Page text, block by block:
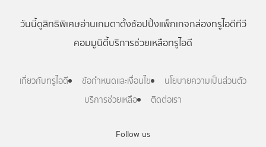
Follow us
วันนี้ดูสิทธิพิเศษอ่านเกมตาตั้งช้อปปิ้งแพ็กเกจกล่องทรูไอดีทีวี
คอมมูนิตี้บริการช่วยเหลือทรูไอดี
เกี่ยวกับทรูไอดี ข้อกำหนดและเงื่อนไข
นโยบายความเป็นส่วนตัว
บริการช่วยเหลือ
ติดต่อเรา